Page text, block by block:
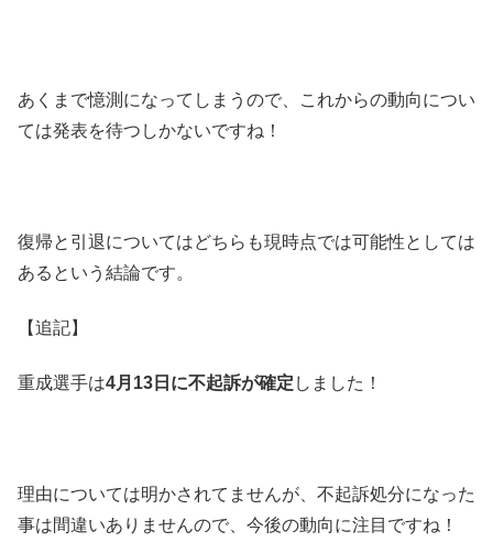
あくまで憶測になってしまうので、これからの動向につい
ては発表を待つしかないですね！
復帰と引退についてはどちらも現時点では可能性としては
あるという結論です。
【追記】
重成選手は4月13日に不起訴が確定 しました！
理由については明かされてませんが、不起訴処分になった
事は間違いありませんので、今後の動向に注目ですね！